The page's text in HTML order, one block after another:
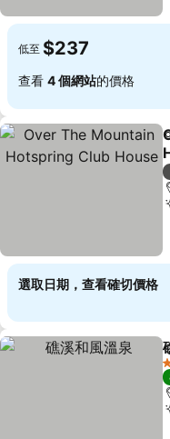
低至 $237
查看 4 個網站的價格
選取日期，查看確切價格